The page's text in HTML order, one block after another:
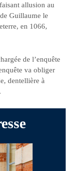
allusion au
Guillaume le
en 1066,
de l’enquête
va obliger
dentellière à